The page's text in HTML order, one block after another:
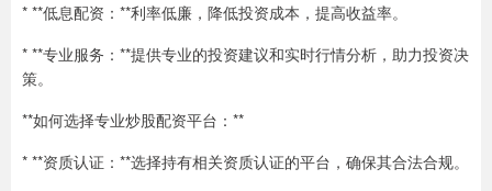
* **低息配资：**利率低廉，降低投资成本，提高收益率。
* **专业服务：**提供专业的投资建议和实时行情分析，助力投资决
策。
**如何选择专业炒股配资平台：**
* **资质认证：**选择持有相关资质认证的平台，确保其合法合规。